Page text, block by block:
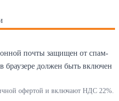
почты защищен от спам-
браузере должен быть включен
офертой и включают НДС 22%.